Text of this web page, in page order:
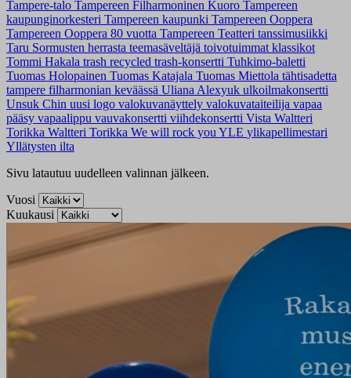
Tampere-talo Tampereen Filharmoninen Kuoro Tampereen
kaupunginorkesteri Tampereen kaupunki Tampereen Ooppera
Tampereen Ooppera 80 vuotta Tampereen Teatteri tanssimusiikki
Taru Sormusten herrasta teemasäveltäjä toivotuimmat klassikot
Tommi Hakala trash recycled trash-konsertti Tuhkimo-baletti
Tuomas Holopainen Tuomas Katajala Tuomas Miettola tähtisadetta
tampere filharmonian keväässä Uliana Alexyuk ulkoilmakonsertti
Unsuk Chin uusi logo valokuvanäyttely valokuvataiteilija vapaa
pääsy vapaalippu vauvakonsertti viihdekonsertti Vista Waltteri
Torikka Waltteri Torikka We will rock you YLE ylikapellimestari
Yllätysten ilta
Sivu latautuu uudelleen valinnan jälkeen.
Vuosi
Kuukausi